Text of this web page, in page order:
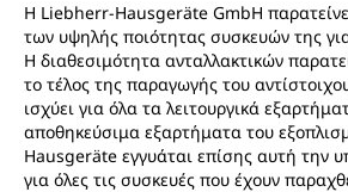
Η Liebherr-Hausgeräte GmbH
των υψηλής ποιότητας συσκευών της
Η διαθεσιμότητα ανταλλακτικών
το τέλος της παραγωγής του
ισχύει για όλα τα λειτουργικά
αποθηκεύσιμα εξαρτήματα του
Hausgeräte εγγυάται επίσης αυτή την
για όλες τις συσκευές που έχουν